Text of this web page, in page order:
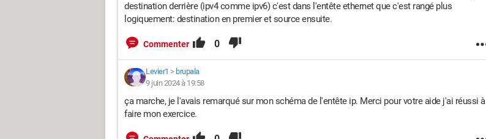
destination derrière (ipv4 comme ipv6) c'est dans l'entête ethernet que c'est rangé plus
logiquement: destination en premier et source ensuite.
Commenter 0
Levier1 > brupala
9 juin 2024 à 19:58
ça marche, je l'avais remarqué sur mon schéma de l'entête ip. Merci pour votre aide j'ai réussi à
faire mon exercice.